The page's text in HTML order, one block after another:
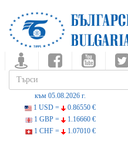
към 05.08.2026 г.
1 USD =
0.86550 €
1 GBP =
1.16660 €
1 CHF =
1.07010 €